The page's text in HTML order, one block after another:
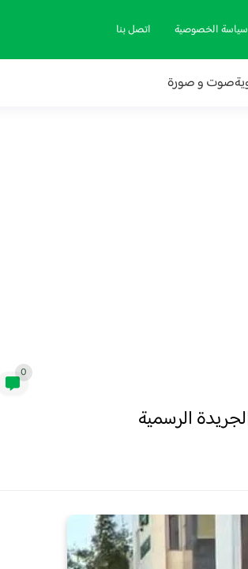
سياسة الخصوصية اتصل بنا
صوت و صورة
0
الرسمية